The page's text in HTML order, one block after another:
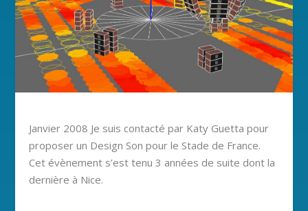
Janvier 2008 Je suis contacté par Katy Guetta pour
proposer un Design Son pour le Stade de France.
Cet évènement s’est tenu 3 années de suite dont la
dernière à Nice.